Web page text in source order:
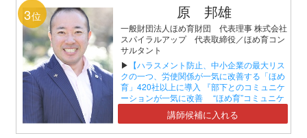
3位 原 邦雄
一般財団法人ほめ育財団 代表理事 株式会社
スパイラルアップ 代表取締役／ほめ育コン
サルタント
▶ 【ハラスメント防止、中小企業の最大リス
クの一つ、労使関係が一気に改善する「ほめ
育」420社以上に導入 『部下とのコミュニケ
ーションが一気に改善 “ほめ育”コミュニケ
ーションセミナー』】講師候補に入れる